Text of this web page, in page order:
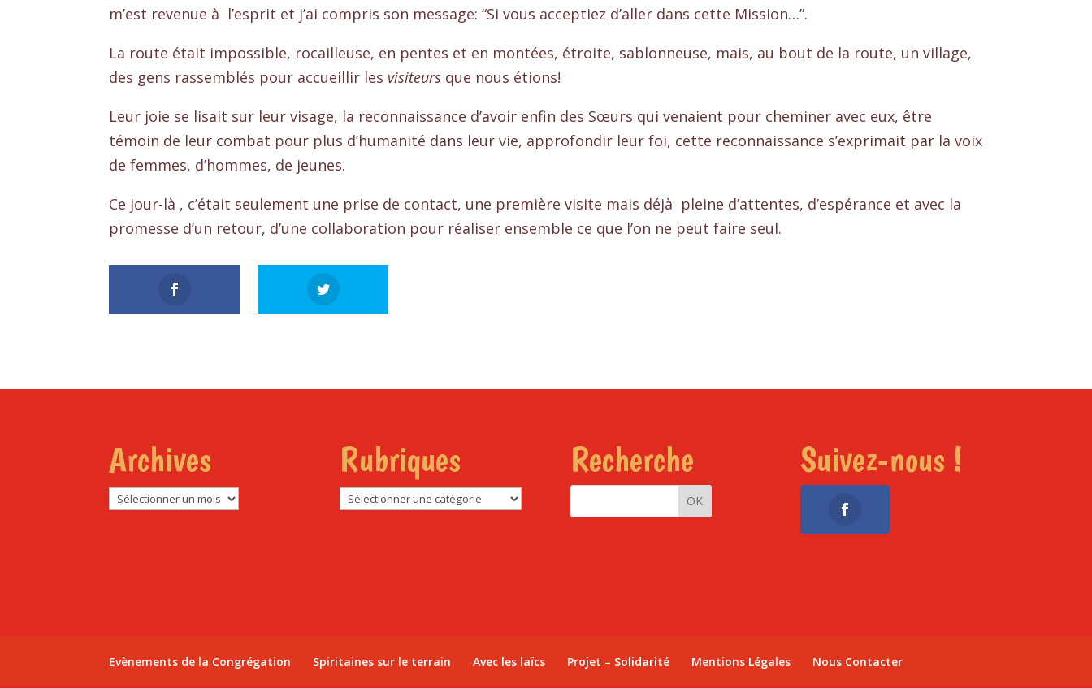
m’est revenue à l’esprit et j’ai compris son message: “Si vous acceptiez d’aller dans cette Mission…”.
La route était impossible, rocailleuse, en pentes et en montées, étroite, sablonneuse, mais, au bout de la route, un village,
des gens rassemblés pour accueillir les visiteurs que nous étions!
Leur joie se lisait sur leur visage, la reconnaissance d’avoir enfin des Sœurs qui venaient pour cheminer avec eux, être
témoin de leur combat pour plus d’humanité dans leur vie, approfondir leur foi, cette reconnaissance s’exprimait par la voix
de femmes, d’hommes, de jeunes.
Ce jour-là , c’était seulement une prise de contact, une première visite mais déjà pleine d’attentes, d’espérance et avec la
promesse d’un retour, d’une collaboration pour réaliser ensemble ce que l’on ne peut faire seul.
Archives
Archives
Rubriques
Rubriques
Recherche Suivez-nous !
Evènements de la Congrégation Spiritaines sur le terrain Avec les laïcs Projet – Solidarité Mentions Légales Nous Contacter